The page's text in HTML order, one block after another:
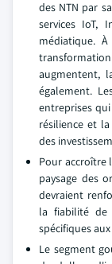
des NTN par
services IoT,
médiatique.
augmentent,
également.
entreprises
résilience et
des
Pour accroître
paysage des
devraient
la fiabilité de
spécifiques
Le segment